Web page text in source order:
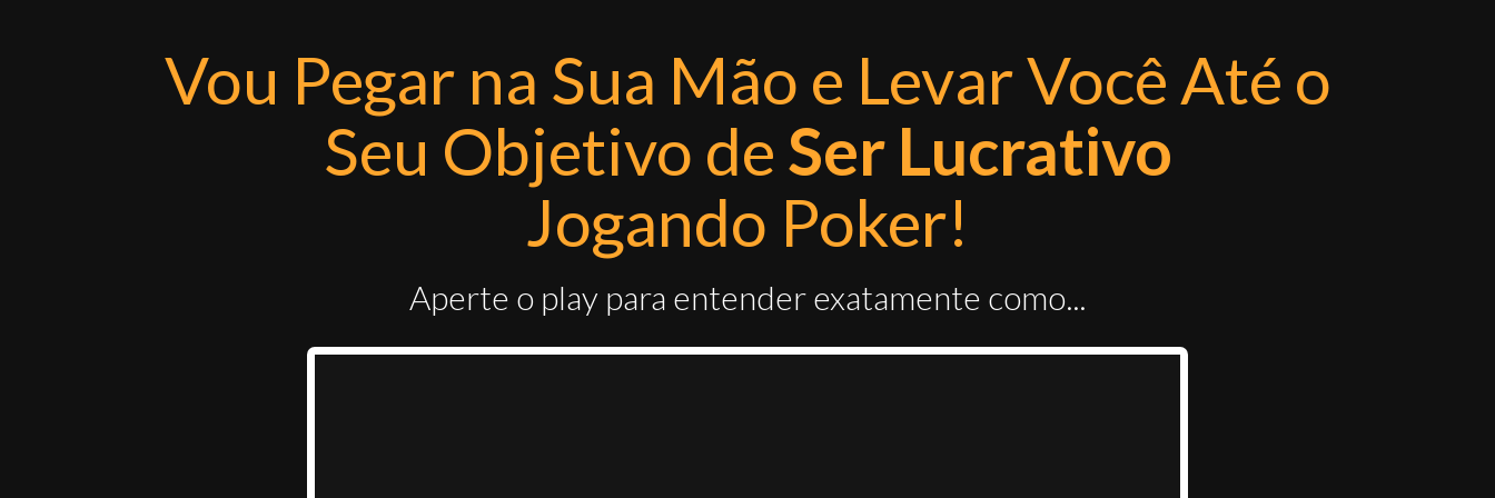
Vou Pegar na Sua Mão e Levar Você Até o
Seu Objetivo deSer Lucrativo
Jogando Poker!
Aperte o play para entender exatamente como...